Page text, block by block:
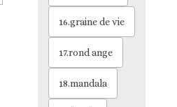
16.graine de vie
17.rond ange
18.mandala